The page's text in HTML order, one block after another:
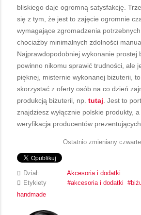
bliskiego daje ogromną satysfakcję.
się z tym, że jest to zajęcie ogromnie
wymagające zgromadzenia potrzebnych
chociażby minimalnych zdolności
Najprawdopodobniej wykonanie prostej
powinno nikomu sprawić trudności, ale
pięknej, misternie wykonanej biżuterii,
skorzystać z oferty osób na co dzień
produkcją biżuterii, np. tutaj . Jest to
znajdziesz wyłącznie polskie produkty,
weryfikacja producentów
Ostatnio zmieniany
Dział:
Akcesoria i dodatki
Etykiety
akcesoria i dodatki
handmade